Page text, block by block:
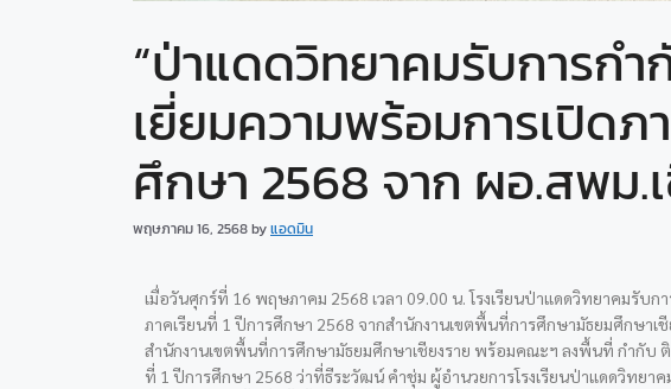
“ป่าแดดวิทยาคมรับการก
เยี่ยมความพร้อมการเปิดภ
ศึกษา 2568 จาก ผอ.สพม.
พฤษภาคม 16, 2568byแอดมิน
เมื่อวันศุกร์ที่ 16 พฤษภาคม 2568 เวลา 09.00 น.โรงเรียนป่าแดดวิทยาคมรับก
ภาคเรียนที่ 1 ปีการศึกษา 2568 จากสำนักงานเขตพื้นที่การศึกษามัธยมศึกษาเชี
สำนักงานเขตพื้นที่การศึกษามัธยมศึกษาเชียงราย พร้อมคณะฯ ลงพื้นที่ กำกับ ติ
ที่ 1 ปีการศึกษา 2568 ว่าที่ธีระวัฒน์ คำชุ่ม ผู้อำนวยการโรงเรียนป่าแดดวิทย